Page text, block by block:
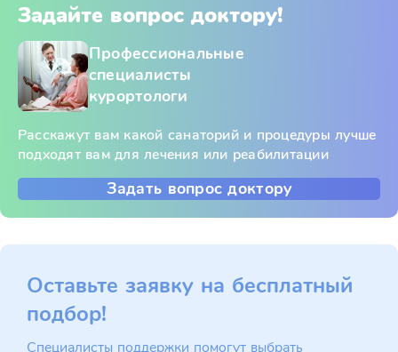
Задайте вопрос доктору!
Профессиональные
специалисты
курортологи
Расскажут вам какой санаторий и процедуры лучше
подходят вам для лечения или реабилитации
Задать вопрос доктору
Оставьте заявку на бесплатный
подбор!
Специалисты поддержки помогут выбрать